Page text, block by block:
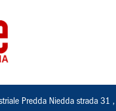
Predda Niedda strada 31 ,